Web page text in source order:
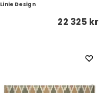
Linie Design
22 325 kr